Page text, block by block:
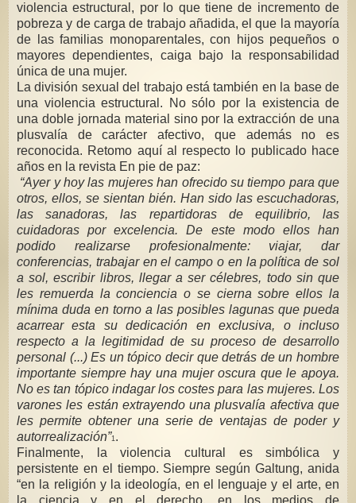
violencia estructural, por lo que tiene de incremento de
pobreza y de carga de trabajo añadida, el que la mayoría
de las familias monoparentales, con hijos pequeños o
mayores dependientes, caiga bajo la responsabilidad
única de una mujer.
La división sexual del trabajo está también en la base de
una violencia estructural. No sólo por la existencia de
una doble jornada material sino por la extracción de una
plusvalía de carácter afectivo, que además no es
reconocida. Retomo aquí al respecto lo publicado hace
años en la revista En pie de paz:
“Ayer y hoy las mujeres han ofrecido su tiempo para que
otros, ellos, se sientan bién. Han sido las escuchadoras,
las sanadoras, las repartidoras de equilibrio, las
cuidadoras por excelencia. De este modo ellos han
podido realizarse profesionalmente: viajar, dar
conferencias, trabajar en el campo o en la política de sol
a sol, escribir libros, llegar a ser célebres, todo sin que
les remuerda la conciencia o se cierna sobre ellos la
mínima duda en torno a las posibles lagunas que pueda
acarrear esta su dedicación en exclusiva, o incluso
respecto a la legitimidad de su proceso de desarrollo
personal (...) Es un tópico decir que detrás de un hombre
importante siempre hay una mujer oscura que le apoya.
No es tan tópico indagar los costes para las mujeres. Los
varones les están extrayendo una plusvalía afectiva que
les permite obtener una serie de ventajas de poder y
autorrealización”1.
Finalmente, la violencia cultural es simbólica y
persistente en el tiempo. Siempre según Galtung, anida
“en la religión y la ideología, en el lenguaje y el arte, en